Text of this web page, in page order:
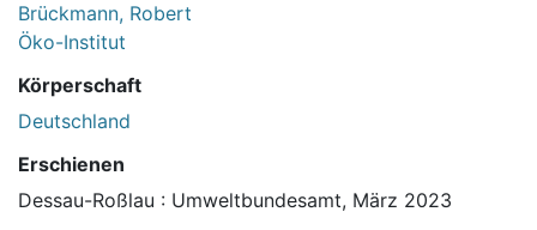
Brückmann, Robert
Öko-Institut
Körperschaft
Deutschland
Erschienen
Dessau-Roßlau : Umweltbundesamt, März 2023